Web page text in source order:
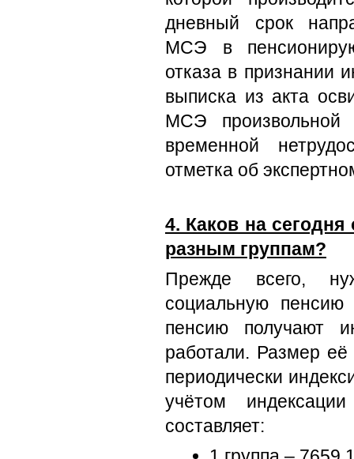
дневный срок
МСЭ в
отказа в признании
выписка из акта
МСЭ
временной
отметка об
4. Каков на
разным группам?
Прежде всего,
социальную
пенсию получают
работали. Размер её
периодически
учётом
составляет: